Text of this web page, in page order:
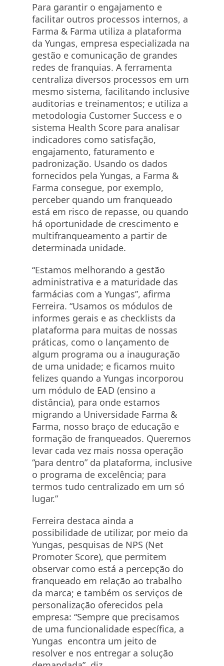
Para garantir o engajamento e
facilitar outros processos internos, a
Farma & Farma utiliza a plataforma
da Yungas, empresa especializada na
gestão e comunicação de grandes
redes de franquias. A ferramenta
centraliza diversos processos em um
mesmo sistema, facilitando inclusive
auditorias e treinamentos; e utiliza a
metodologia Customer Success e o
sistema Health Score para analisar
indicadores como satisfação,
engajamento, faturamento e
padronização. Usando os dados
fornecidos pela Yungas, a Farma &
Farma consegue, por exemplo,
perceber quando um franqueado
está em risco de repasse, ou quando
há oportunidade de crescimento e
multifranqueamento a partir de
determinada unidade.
“Estamos melhorando a gestão
administrativa e a maturidade das
farmácias com a Yungas”, afirma
Ferreira. “Usamos os módulos de
informes gerais e as checklists da
plataforma para muitas de nossas
práticas, como o lançamento de
algum programa ou a inauguração
de uma unidade; e ficamos muito
felizes quando a Yungas incorporou
um módulo de EAD (ensino a
distância), para onde estamos
migrando a Universidade Farma &
Farma, nosso braço de educação e
formação de franqueados. Queremos
levar cada vez mais nossa operação
“para dentro” da plataforma, inclusive
o programa de excelência; para
termos tudo centralizado em um só
lugar.”
Ferreira destaca ainda a
possibilidade de utilizar, por meio da
Yungas, pesquisas de NPS (Net
Promoter Score), que permitem
observar como está a percepção do
franqueado em relação ao trabalho
da marca; e também os serviços de
personalização oferecidos pela
empresa: “Sempre que precisamos
de uma funcionalidade específica, a
Yungas encontra um jeito de
resolver e nos entregar a solução